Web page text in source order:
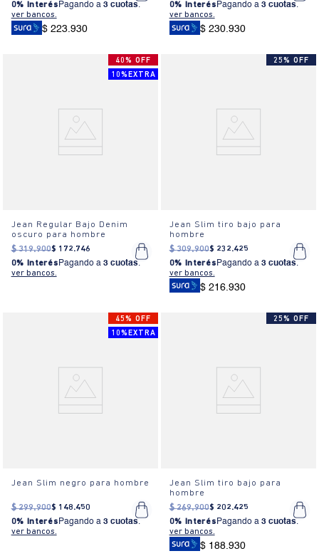
0% Interés Pagando a 3 cuotas.
ver bancos.
$ 223.930
0% Interés Pagando a 3 cuotas.
ver bancos.
$ 230.930
40% OFF
10%EXTRA
Jean Regular Bajo Denim
oscuro para hombre
$ 319.900$ 172.746
0% Interés Pagando a 3 cuotas.
ver bancos.
25% OFF
Jean Slim tiro bajo para
hombre
$ 309.900$ 232.425
0% Interés Pagando a 3 cuotas.
ver bancos.
$ 216.930
45% OFF
10%EXTRA
Jean Slim negro para hombre
$ 299.900$ 148.450
0% Interés Pagando a 3 cuotas.
ver bancos.
25% OFF
Jean Slim tiro bajo para
hombre
$ 269.900$ 202.425
0% Interés Pagando a 3 cuotas.
ver bancos.
$ 188.930